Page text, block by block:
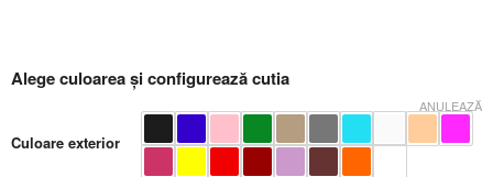
Alege culoarea și configurează cutia
Culoare exterior
ANULEAZĂ